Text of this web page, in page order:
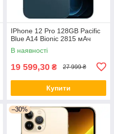
IPhone 12 Pro 128GB Pacific
Blue A14 Bionic 2815 мАч
В наявності
19 599,30 ₴ 27 999 ₴
Купити
–30%